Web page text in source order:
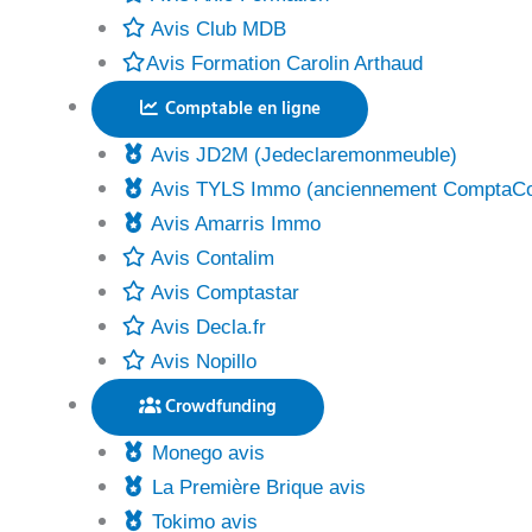
Avis Club MDB
Avis Formation Carolin Arthaud
Comptable en ligne
Avis JD2M (Jedeclaremonmeuble)
Avis TYLS Immo (anciennement
Avis Amarris Immo
Avis Contalim
Avis Comptastar
Avis Decla.fr
Avis Nopillo
Crowdfunding
Monego avis
La Première Brique avis
Tokimo avis